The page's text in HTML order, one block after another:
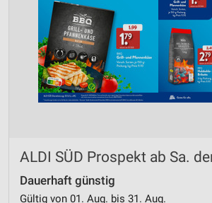
ALDI SÜD Prospekt ab Sa.
Dauerhaft günstig
Gültig von 01. Aug. bis 31. Aug.